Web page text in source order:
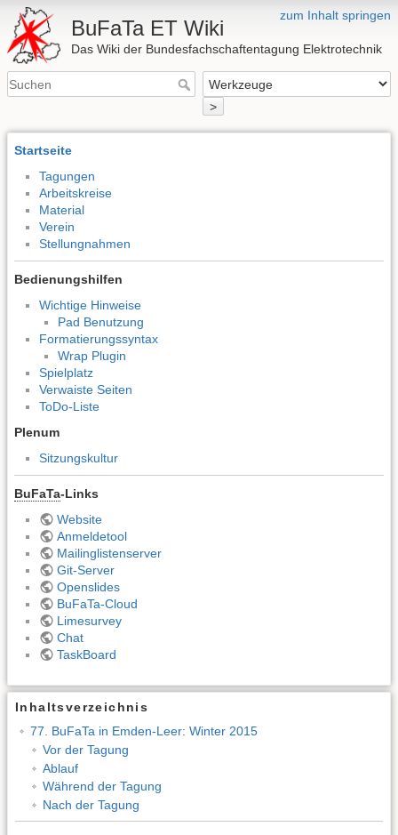
zum Inhalt springen
BuFaTa ET Wiki
Das Wiki der Bundesfachschaftentagung Elektrotechnik
>
Startseite
Tagungen
Arbeitskreise
Material
Verein
Stellungnahmen
Bedienungshilfen
Wichtige Hinweise
Pad Benutzung
Formatierungssyntax
Wrap Plugin
Spielplatz
Verwaiste Seiten
ToDo-Liste
Plenum
Sitzungskultur
BuFaTa-Links
Website
Anmeldetool
Mailinglistenserver
Git-Server
Openslides
BuFaTa-Cloud
Limesurvey
Chat
TaskBoard
Inhaltsverzeichnis
77. BuFaTa in Emden-Leer: Winter 2015
Vor der Tagung
Ablauf
Während der Tagung
Nach der Tagung